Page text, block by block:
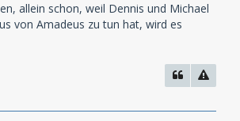
allein schon, weil Dennis und Michael
von Amadeus zu tun hat, wird es